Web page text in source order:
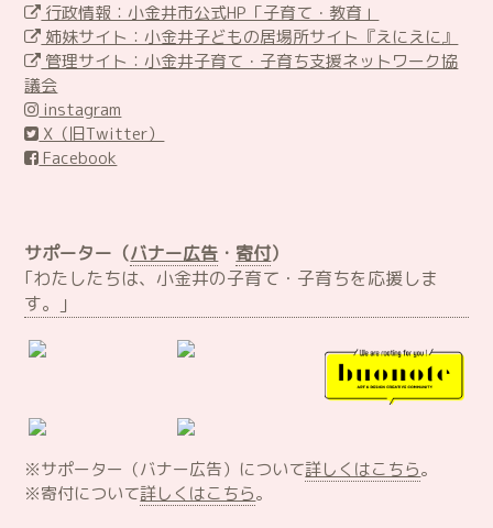
行政情報：小金井市公式HP「子育て・教育」
姉妹サイト：小金井子どもの居場所サイト『えにえに』
管理サイト：小金井子育て・子育ち支援ネットワーク協
議会
instagram
X（旧Twitter）
Facebook
サポーター（バナー広告 ・ 寄付）
｢わたしたちは、小金井の子育て・子育ちを応援しま
す。｣
※サポーター（バナー広告）について詳しくはこちら。
※寄付について詳しくはこちら。